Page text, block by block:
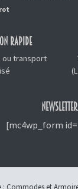
RAPIDE
ou transport
NEWSLETTER
[mc4wp_form
: Commodes et